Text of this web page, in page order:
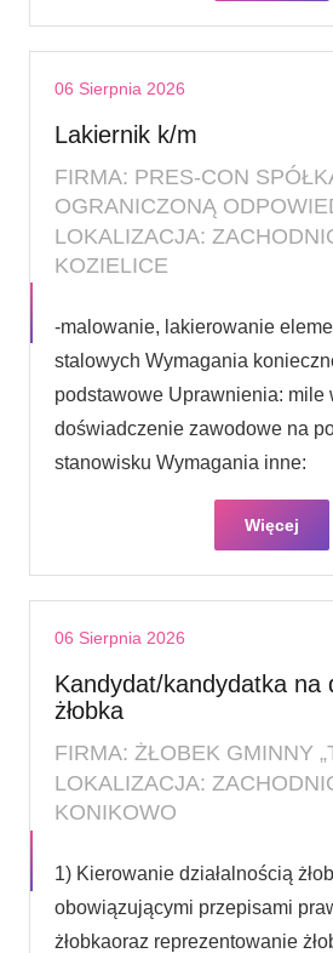
06 Sierpnia 2026
Lakiernik k/m
FIRMA: PRES-CON
OGRANICZONĄ
LOKALIZACJA:
KOZIELICE
-malowanie, lakierowanie
stalowych Wymagania
podstawowe Uprawnienia: mile
doświadczenie zawodowe na
stanowisku Wymagania inne:
Więcej
06 Sierpnia 2026
Kandydat/kandydatka na
żłobka
FIRMA: ŻŁOBEK GMINNY
LOKALIZACJA:
KONIKOWO
1) Kierowanie działalnością
obowiązującymi przepisami
żłobkaoraz reprezentowanie